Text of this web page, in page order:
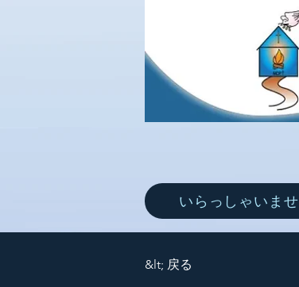
いらっしゃいませ
&lt; 戻る